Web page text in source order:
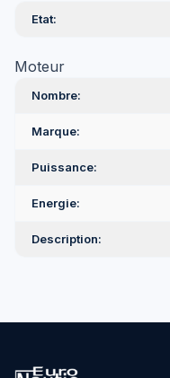
Etat
Moteur
Nombre
Marque
Puissance
Energie
Description